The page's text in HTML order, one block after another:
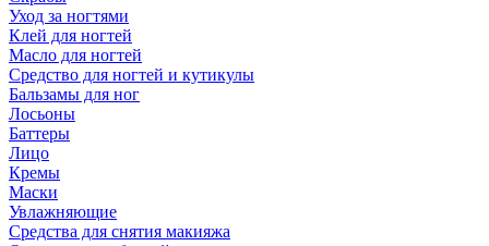
Уход за ногтями
Клей для ногтей
Масло для ногтей
Средство для ногтей и кутикулы
Бальзамы для ног
Лосьоны
Баттеры
Лицо
Кремы
Маски
Увлажняющие
Средства для снятия макияжа